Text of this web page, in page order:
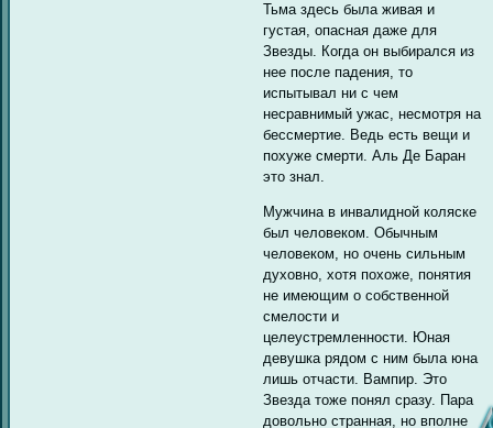
Тьма здесь была живая и
густая, опасная даже для
Звезды. Когда он выбирался из
нее после падения, то
испытывал ни с чем
несравнимый ужас, несмотря на
бессмертие. Ведь есть вещи и
похуже смерти. Аль Де Баран
это знал.
Мужчина в инвалидной коляске
был человеком. Обычным
человеком, но очень сильным
духовно, хотя похоже, понятия
не имеющим о собственной
смелости и
целеустремленности. Юная
девушка рядом с ним была юна
лишь отчасти. Вампир. Это
Звезда тоже понял сразу. Пара
довольно странная, но вполне